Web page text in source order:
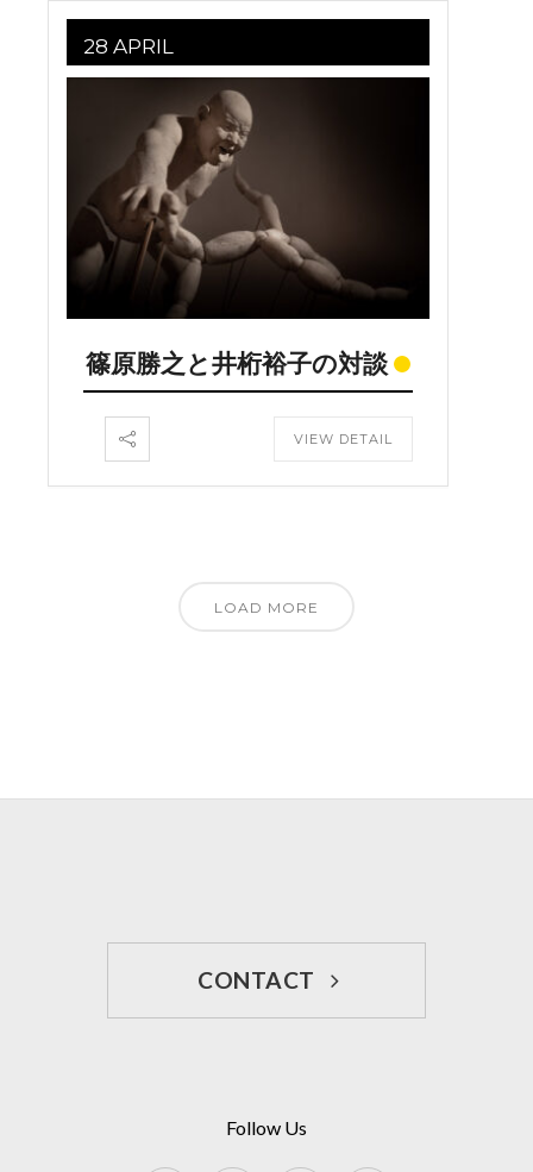
28 APRIL
篠原勝之と井桁裕子の対談
VIEW DETAIL
LOAD MORE
CONTACT
Follow Us